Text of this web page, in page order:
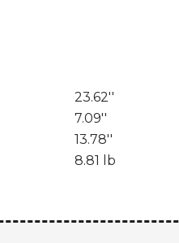
23.62''
7.09''
13.78''
8.81 lb